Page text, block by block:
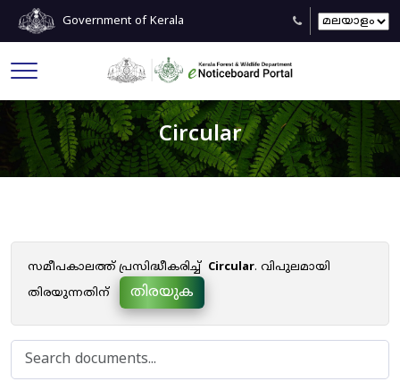
Government of Kerala
Circular
സമീപകാലത്ത് പ്രസിദ്ധീകരിച്ച് Circular. വിപുലമായി
തിരയുന്നതിന്
തിരയുക